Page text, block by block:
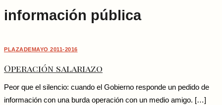
información pública
PLAZADEMAYO 2011-2016
Operación salariazo
Peor que el silencio: cuando el Gobierno responde un pedido de
información con una burda operación con un medio amigo. […]